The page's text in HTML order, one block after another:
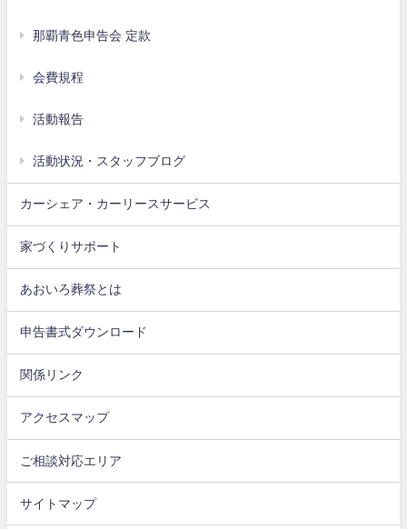
那覇青色申告会 定款
会費規程
活動報告
活動状況・スタッフブログ
カーシェア・カーリースサービス
家づくりサポート
あおいろ葬祭とは
申告書式ダウンロード
関係リンク
アクセスマップ
ご相談対応エリア
サイトマップ